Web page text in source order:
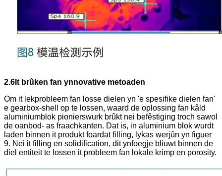
2.6 It brûken fan ynnovative metoaden
Om it lekprobleem fan losse dielen yn 'e spesifike dielen fan'
e gearbox-shell op te lossen, waard de oplossing fan kâld
aluminiumblok pionierswurk brûkt nei befêstiging troch sawol
de oanbod- as fraachkanten. Dat is, in aluminium blok wurdt
laden binnen it produkt foardat filling, lykas werjûn yn figuer
9. Nei it filling en solidification, dit ynfoegje bliuwt binnen de
diel entiteit te lossen it probleem fan lokale krimp en porosity.